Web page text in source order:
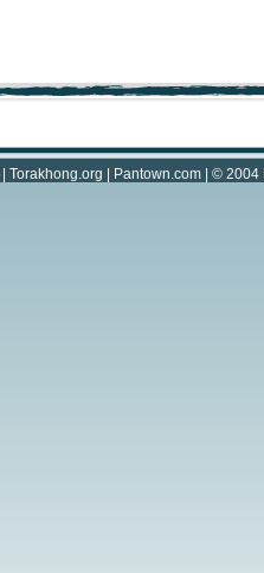
Torakhong.org Pantown.com | © 2004